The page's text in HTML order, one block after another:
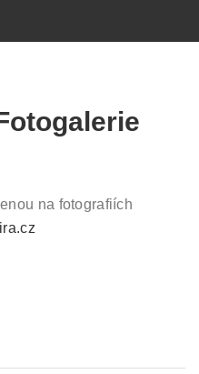
na fotografiích